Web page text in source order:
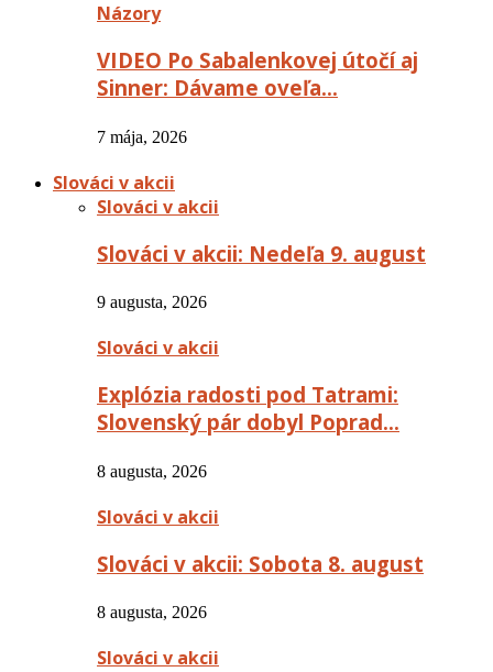
Názory
VIDEO Po Sabalenkovej útočí aj
Sinner: Dávame oveľa…
7 mája, 2026
Slováci v akcii
Slováci v akcii
Slováci v akcii: Nedeľa 9. august
9 augusta, 2026
Slováci v akcii
Explózia radosti pod Tatrami:
Slovenský pár dobyl Poprad…
8 augusta, 2026
Slováci v akcii
Slováci v akcii: Sobota 8. august
8 augusta, 2026
Slováci v akcii